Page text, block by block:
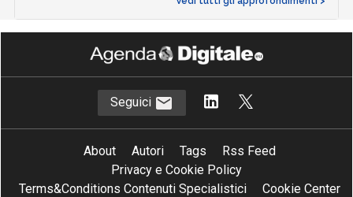
Seguici
About Autori Tags
Rss Feed
Privacy e Cookie Policy
Terms&Conditions Contenuti Specialistici
Cookie Center